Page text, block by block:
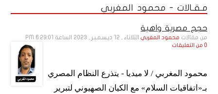
مـقـالات - محمود المغربي
حجج مصرية واهية
من مقالات محمود المغربي الثلاثاء , 12 ديـسـمـبـر , 2023 الساعة 6:29:01 PM
0 من التعليقات
محمود المغربي / لا ميديا - يتذرع النظام المصري
بـ«اتفاقيات السلام» مع الكيان الصهيوني لتبرير